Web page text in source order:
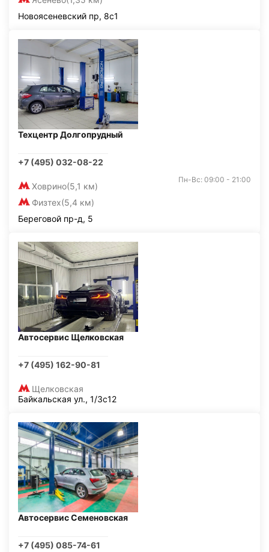
Новоясеневский пр, 8с1
Техцентр Долгопрудный
+7 (495) 032-08-22
Ховрино(5,1 км)
Физтех(5,4 км)
Пн-Вс: 09:00 - 21:00
Береговой пр-д, 5
Автосервис Щелковская
+7 (495) 162-90-81
Щелковская
Байкальская ул., 1/3с12
Автосервис Семеновская
+7 (495) 085-74-61